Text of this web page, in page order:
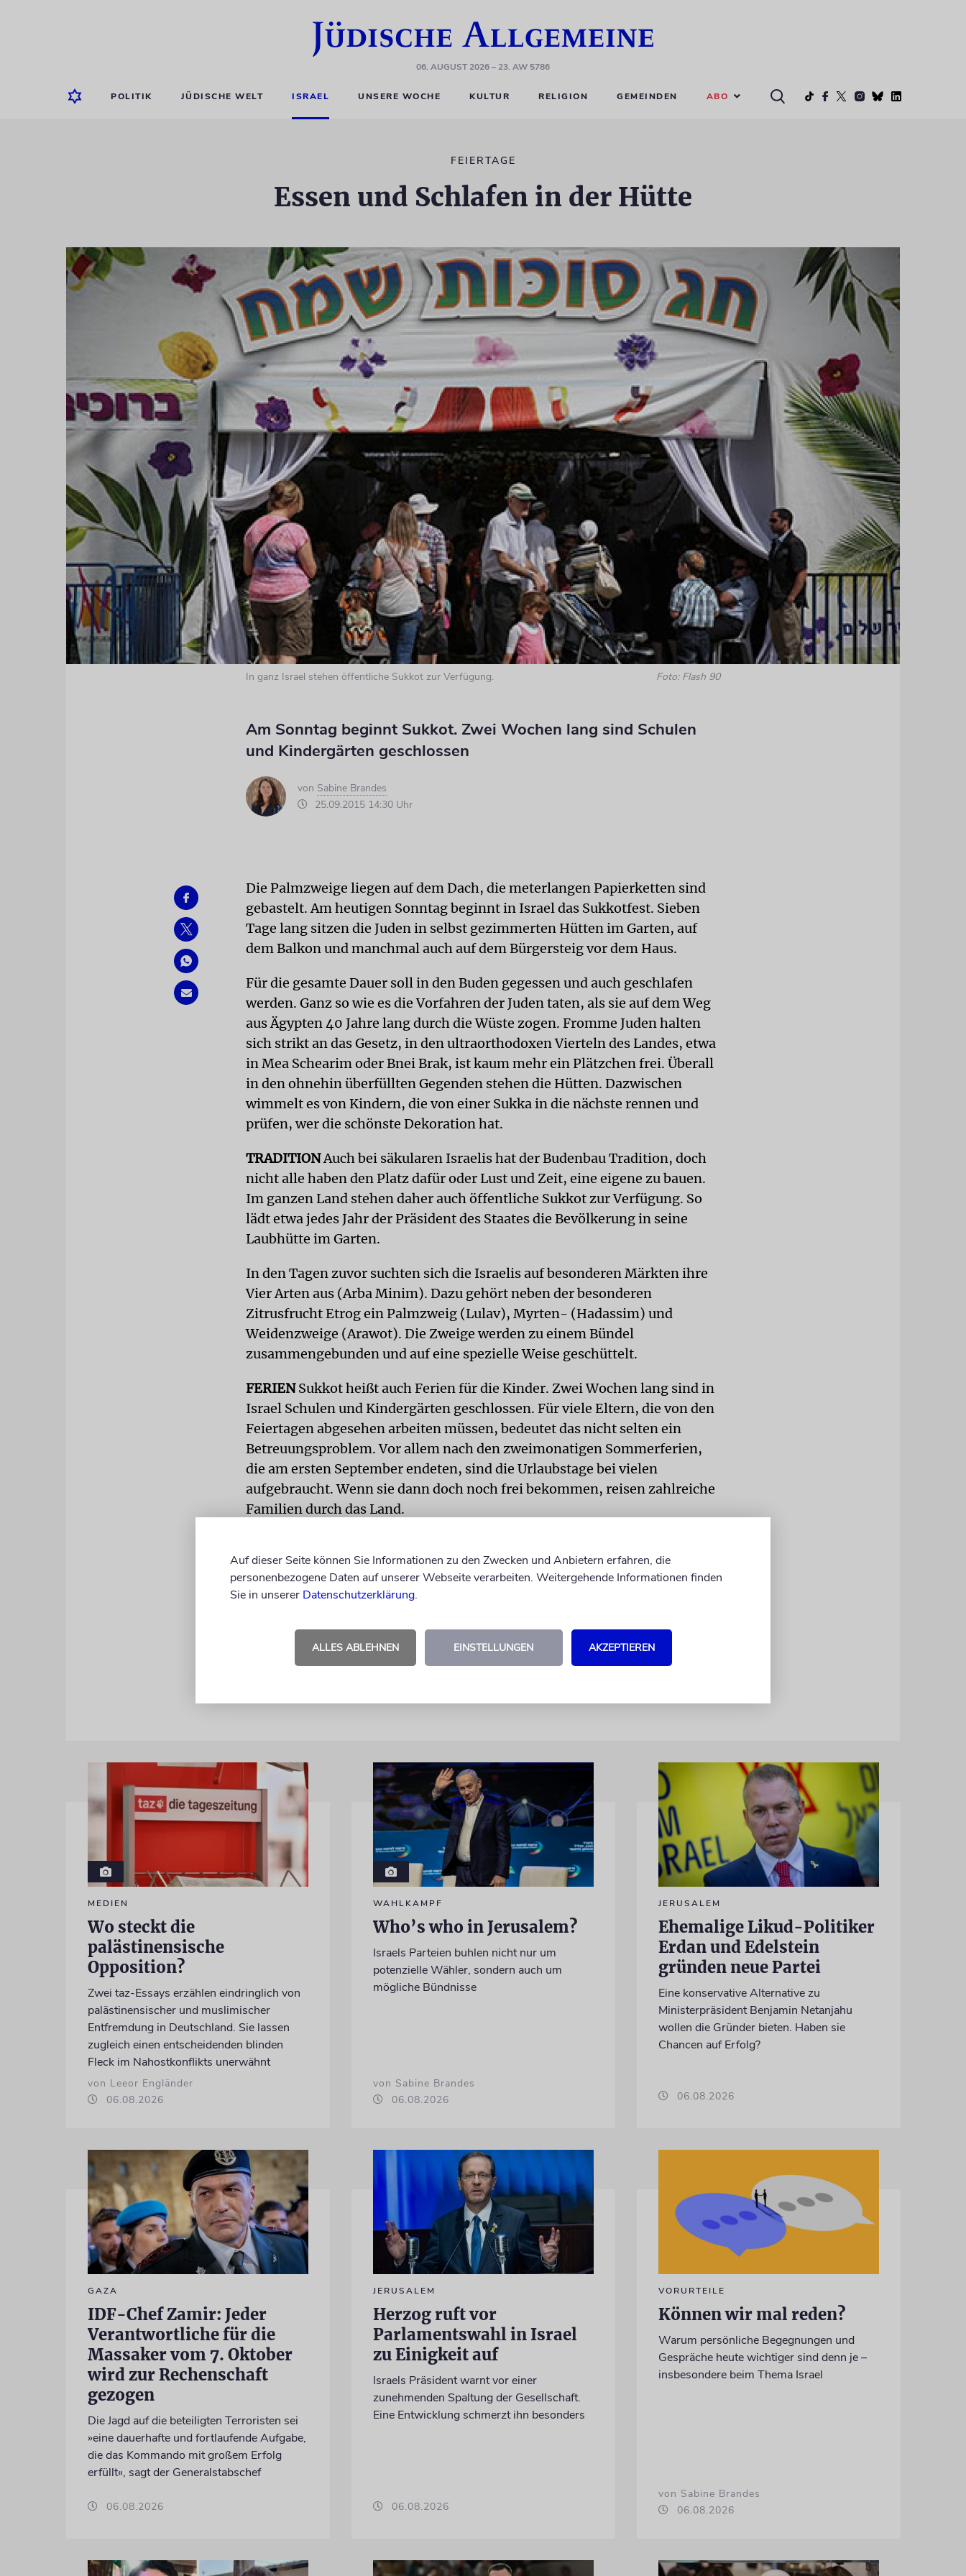
06. AUGUST 2026– 23. AW 5786
POLITIK JÜDISCHE WELT ISRAEL UNSERE WOCHE KULTUR RELIGION GEMEINDEN ABO
FEIERTAGE
Essen und Schlafen in der Hütte
In ganz Israel stehen öffentliche Sukkot zur Verfügung. Foto: Flash 90
Am Sonntag beginnt Sukkot. Zwei Wochen lang sind Schulen
und Kindergärten geschlossen
von Sabine Brandes
25.09.2015 14:30 Uhr
Die Palmzweige liegen auf dem Dach, die meterlangen Papierketten sind
gebastelt. Am heutigen Sonntag beginnt in Israel das Sukkotfest. Sieben
Tage lang sitzen die Juden in selbst gezimmerten Hütten im Garten, auf
dem Balkon und manchmal auch auf dem Bürgersteig vor dem Haus.
Für die gesamte Dauer soll in den Buden gegessen und auch geschlafen
werden. Ganz so wie es die Vorfahren der Juden taten, als sie auf dem Weg
aus Ägypten 40 Jahre lang durch die Wüste zogen. Fromme Juden halten
sich strikt an das Gesetz, in den ultraorthodoxen Vierteln des Landes, etwa
in Mea Schearim oder Bnei Brak, ist kaum mehr ein Plätzchen frei. Überall
in den ohnehin überfüllten Gegenden stehen die Hütten. Dazwischen
wimmelt es von Kindern, die von einer Sukka in die nächste rennen und
prüfen, wer die schönste Dekoration hat.
TRADITIONAuch bei säkularen Israelis hat der Budenbau Tradition, doch
nicht alle haben den Platz dafür oder Lust und Zeit, eine eigene zu bauen.
Im ganzen Land stehen daher auch öffentliche Sukkot zur Verfügung. So
lädt etwa jedes Jahr der Präsident des Staates die Bevölkerung in seine
Laubhütte im Garten.
In den Tagen zuvor suchten sich die Israelis auf besonderen Märkten ihre
Vier Arten aus (Arba Minim). Dazu gehört neben der besonderen
Zitrusfrucht Etrog ein Palmzweig (Lulav), Myrten- (Hadassim) und
Weidenzweige (Arawot). Die Zweige werden zu einem Bündel
zusammengebunden und auf eine spezielle Weise geschüttelt.
FERIENSukkot heißt auch Ferien für die Kinder. Zwei Wochen lang sind in
Israel Schulen und Kindergärten geschlossen. Für viele Eltern, die von den
Feiertagen abgesehen arbeiten müssen, bedeutet das nicht selten ein
Betreuungsproblem. Vor allem nach den zweimonatigen Sommerferien,
die am ersten September endeten, sind die Urlaubstage bei vielen
aufgebraucht. Wenn sie dann doch noch frei bekommen, reisen zahlreiche
Familien durch das Land.
Konzerte, etwa das Heißluftballonfest am Berg Meron und in der Wüste
Arawa oder den bunten Jerusalem-Marsch durch die Stadt. Auch die
Museen, Parks und sogar die meisten Restaurants haben eine Sukka für
Palmzweigen wünschen kann.
MEDIEN
Wo steckt die
palästinensische
Opposition?
Zwei taz-Essays erzählen eindringlich von
palästinensischer und muslimischer
Entfremdung in Deutschland. Sie lassen
zugleich einen entscheidenden blinden
Fleck im Nahostkonflikts unerwähnt
von Leeor Engländer
06.08.2026
WAHLKAMPF
Who’s who in Jerusalem?
Israels Parteien buhlen nicht nur um
potenzielle Wähler, sondern auch um
mögliche Bündnisse
von Sabine Brandes
06.08.2026
JERUSALEM
Ehemalige Likud-Politiker
Erdan und Edelstein
gründen neue Partei
Eine konservative Alternative zu
Ministerpräsident Benjamin Netanjahu
wollen die Gründer bieten. Haben sie
Chancen auf Erfolg?
06.08.2026
GAZA
IDF-Chef Zamir: Jeder
Verantwortliche für die
Massaker vom 7. Oktober
wird zur Rechenschaft
gezogen
Die Jagd auf die beteiligten Terroristen sei
»eine dauerhafte und fortlaufende Aufgabe,
die das Kommando mit großem Erfolg
erfüllt«, sagt der Generalstabschef
06.08.2026
JERUSALEM
Herzog ruft vor
Parlamentswahl in Israel
zu Einigkeit auf
Israels Präsident warnt vor einer
zunehmenden Spaltung der Gesellschaft.
Eine Entwicklung schmerzt ihn besonders
06.08.2026
VORURTEILE
Können wir mal reden?
Warum persönliche Begegnungen und
Gespräche heute wichtiger sind denn je –
insbesondere beim Thema Israel
von Sabine Brandes
06.08.2026
Auf dieser Seite können Sie Informationen zu den Zwecken und Anbietern erfahren, die
personenbezogene Daten auf unserer Webseite verarbeiten. Weitergehende Informationen finden
Sie in unserer Datenschutzerklärung.
ALLES ABLEHNEN EINSTELLUNGEN AKZEPTIEREN